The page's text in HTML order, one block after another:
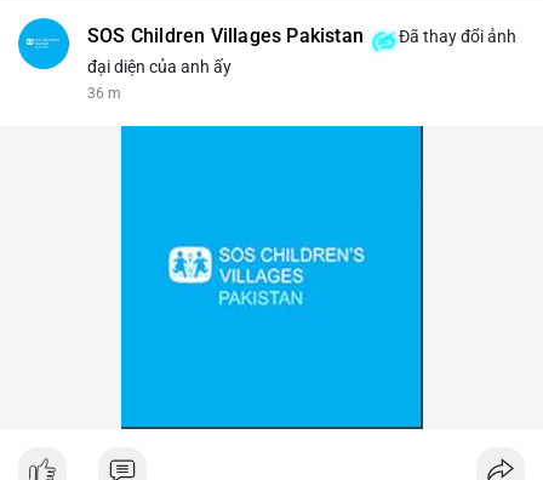
#vlikevn #titanbot
SOS Children Villages Pakistan
Đã thay đổi ảnh
đại diện của anh ấy
36 m